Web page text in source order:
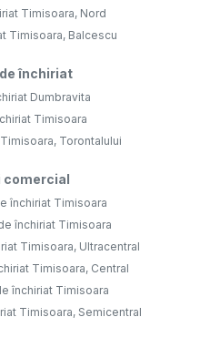
Timisoara, Nord
Timisoara, Balcescu
închiriat
Dumbravita
Timisoara
Torontalului
comercial
închiriat Timisoara
închiriat Timisoara
Timisoara, Ultracentral
Timisoara, Central
închiriat Timisoara
Timisoara, Semicentral